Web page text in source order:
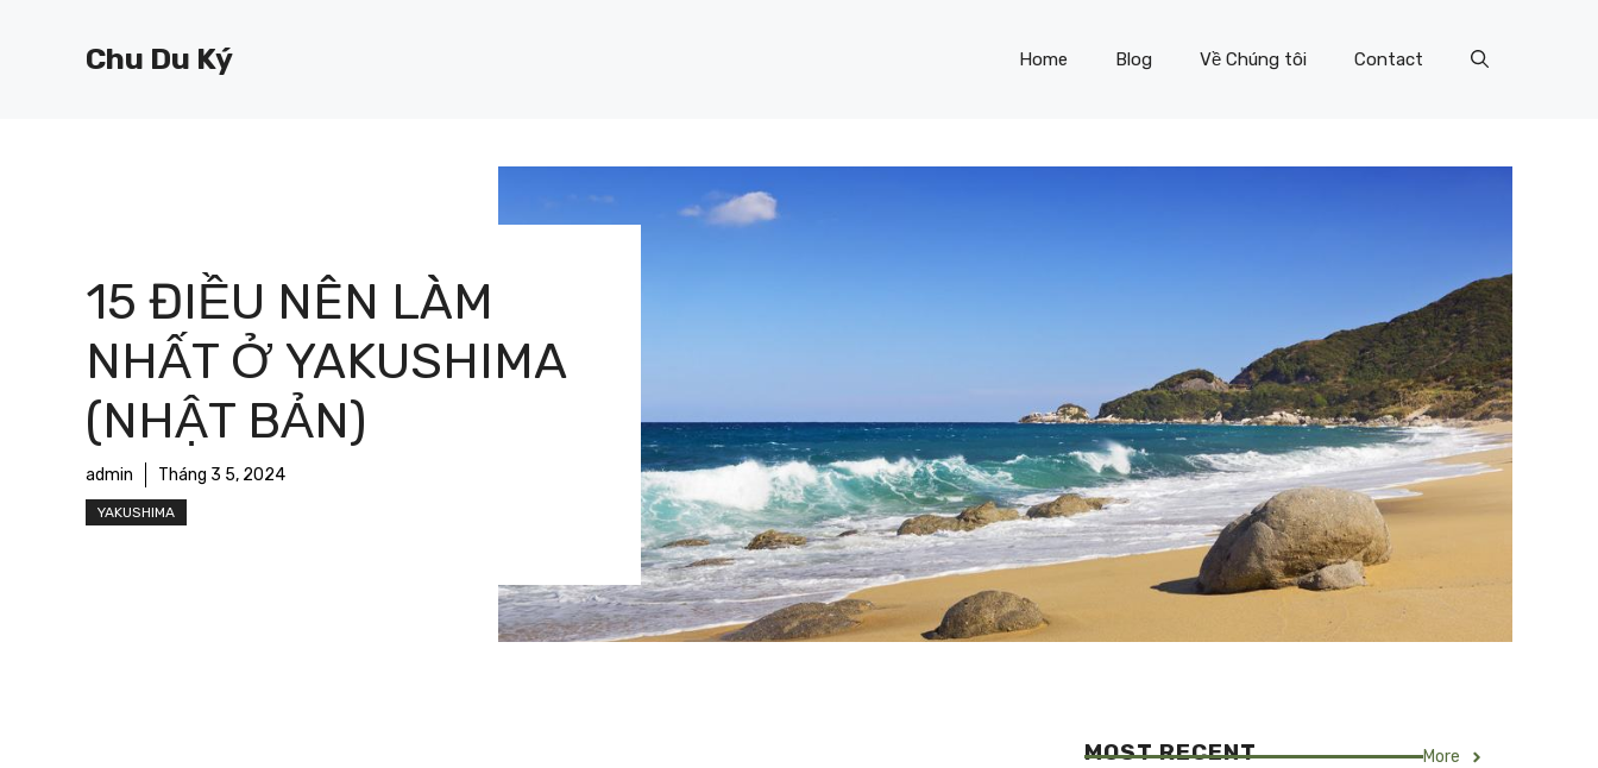
Chu Du Ký Home Blog Về Chúng tôi Contact
15 ĐIỀU NÊN LÀM
NHẤT Ở YAKUSHIMA
(NHẬT BẢN)
admin Tháng 3 5, 2024
YAKUSHIMA
MOST RECENT More